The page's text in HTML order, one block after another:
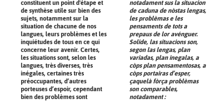
constituent un point d'étape et
de synthèse utile sur bien des
sujets, notamment sur la
situation de chacune de nos
langues, leurs problèmes et les
inquiétudes de tous en ce qui
concerne leur avenir. Certes,
les situations sont, selon les
langues, très diverses, très
inégales, certaines très
préoccupantes, d’autres
porteuses d’espoir, cependant
bien des problèmes sont
notadament sus la situacion
de caduna de nòstas lengas,
les problèmas e les
pensaments de tots a
prepaus de lor avénguer.
Solide, las situacions son,
segon las lengas, plan
variadas, plan inegalas, a
còps plan pensamentosas, a
còps portairas d’esper,
çaquelà fòrça problèmas
son comparables,
notadament :